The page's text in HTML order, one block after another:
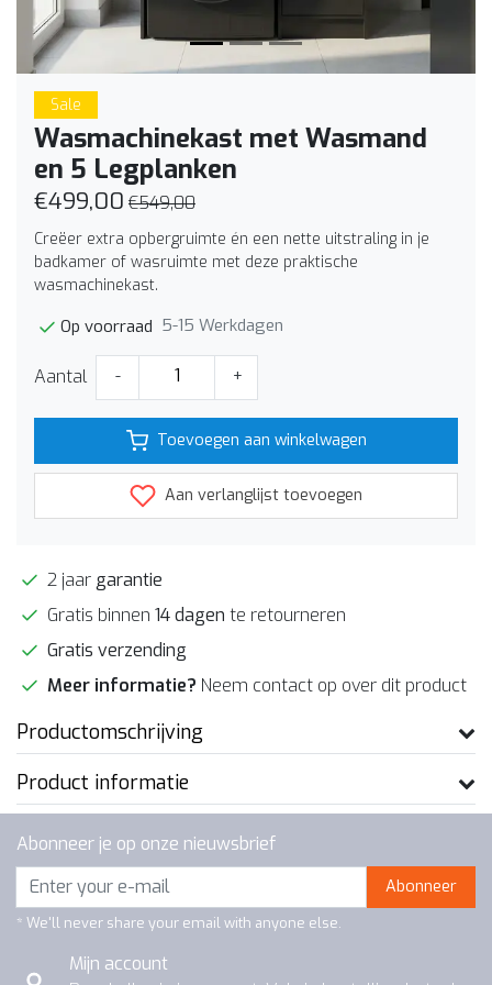
Sale
Wasmachinekast met Wasmand
en 5 Legplanken
€499,00 €549,00
Creëer extra opbergruimte én een nette uitstraling in je
badkamer of wasruimte met deze praktische
wasmachinekast.
Op voorraad 5-15 Werkdagen
Aantal - +
Toevoegen aan winkelwagen
Aan verlanglijst toevoegen
2 jaar garantie
Gratis binnen 14 dagen te retourneren
Gratis verzending
Meer informatie? Neem contact op over dit product
Productomschrijving
Product informatie
Abonneer je op onze nieuwsbrief
Abonneer
* We'll never share your email with anyone else.
Mijn account